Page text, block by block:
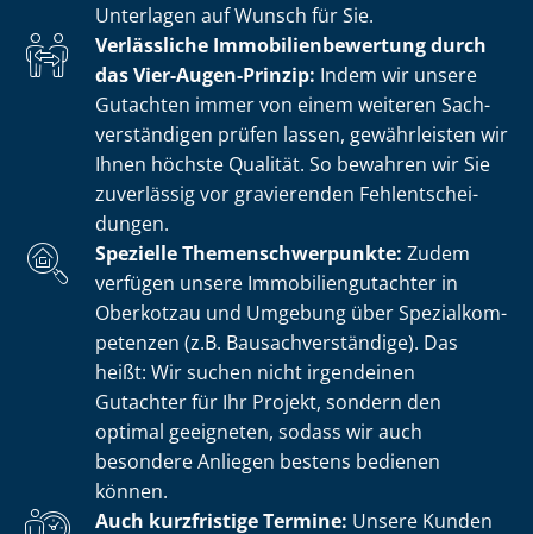
Unterlagen auf Wunsch für Sie.
Verlässliche Im­mo­bi­li­en­be­wer­tung durch
das Vier-Augen-Prinzip: Indem wir unsere
Gutachten immer von einem weiteren Sach­
ver­stän­di­gen prüfen lassen, gewährleisten wir
Ihnen höchste Qualität. So bewahren wir Sie
zuverlässig vor gravierenden Fehl­ent­schei­
dun­gen.
Spezielle The­men­schwer­punk­te: Zudem
verfügen unsere Im­mo­bi­li­en­gut­ach­ter in
Oberkotzau und Umgebung über Spe­zi­al­kom­
pe­ten­zen (z.B. Bau­sach­ver­stän­di­ge). Das
heißt: Wir suchen nicht irgendeinen
Gutachter für Ihr Projekt, sondern den
optimal geeigneten, sodass wir auch
besondere Anliegen bestens bedienen
können.
Auch kurzfristige Termine: Unsere Kunden